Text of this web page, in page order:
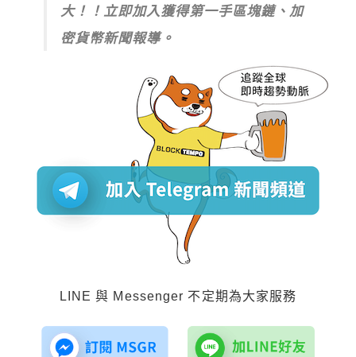
大！！立即加入獲得第一手區塊鏈、加
密貨幣新聞報導。
LINE 與 Messenger 不定期為大家服務